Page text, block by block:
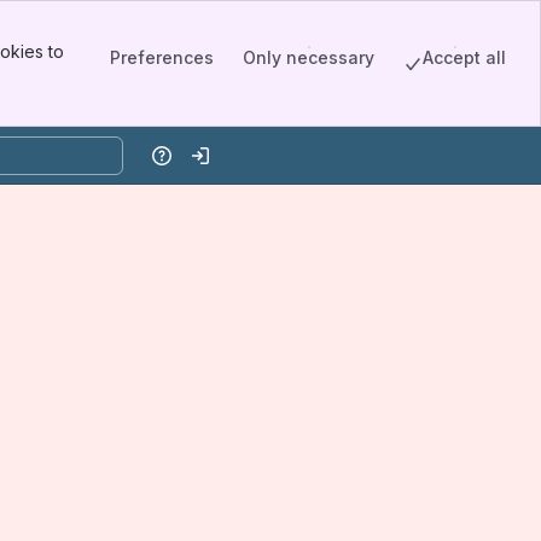
to
Preferences Only necessary Accept all
HelpLog in